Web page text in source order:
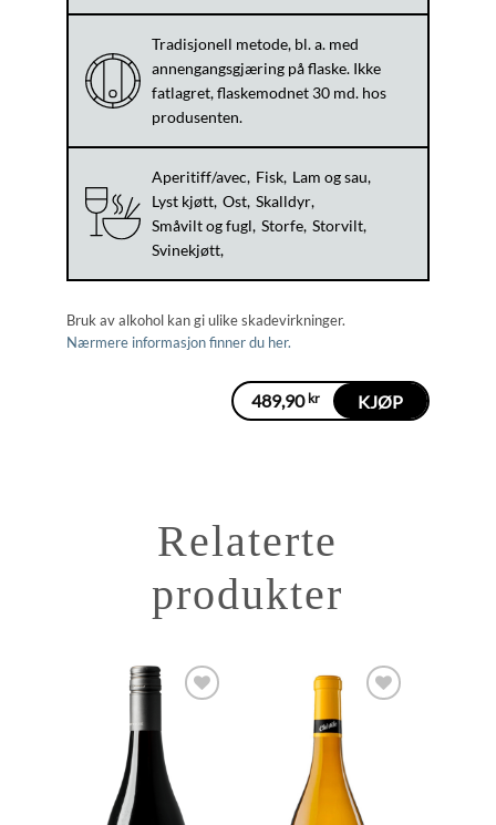
Tradisjonell metode, bl. a. med
annengangsgjæring på flaske. Ikke
fatlagret, flaskemodnet 30 md. hos
produsenten.
Aperitiff/avec Fisk Lam og sau
Lyst kjøtt Ost Skalldyr
Småvilt og fugl Storfe Storvilt
Svinekjøtt
Bruk av alkohol kan gi ulike skadevirkninger.
Nærmere informasjon finner du her.
489,90 kr KJØP
Relaterte
produkter